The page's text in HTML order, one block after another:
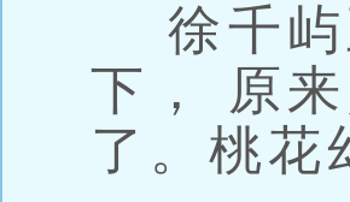
徐千屿
下， 原
了。桃花